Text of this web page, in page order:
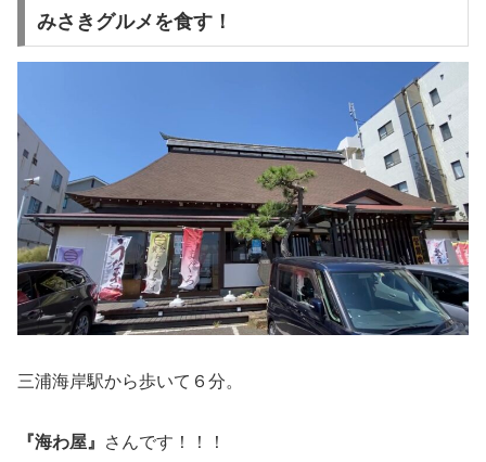
みさきグルメを食す！
三浦海岸駅から歩いて６分。
『海わ屋』 さんです！！！